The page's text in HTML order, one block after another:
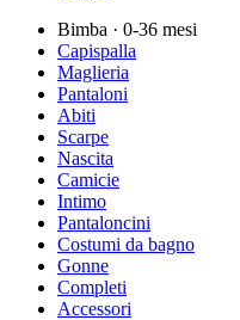
Bimba · 0-36 mesi
Capispalla
Maglieria
Pantaloni
Abiti
Scarpe
Nascita
Camicie
Intimo
Pantaloncini
Costumi da bagno
Gonne
Completi
Accessori